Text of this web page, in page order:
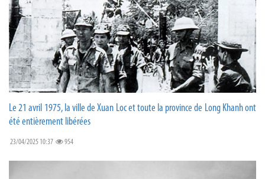
Le 21 avril 1975, la ville de Xuan Loc et toute la province de Long Khanh ont
été entièrement libérées
23/04/2025 10:37 954